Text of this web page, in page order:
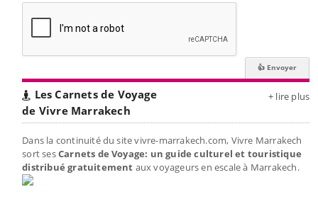
Les Carnets de Voyage
de Vivre Marrakech
+ lire plus
Dans la continuité du site vivre-marrakech.com, Vivre Marrakech
sort sesCarnets de Voyage: un guide culturel et touristique
distribué gratuitement aux voyageurs en escale à Marrakech.